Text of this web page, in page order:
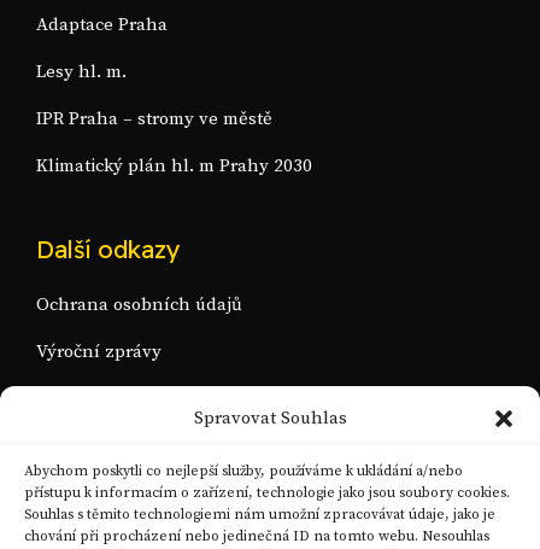
Spravovat Souhlas
Abychom poskytli co nejlepší služby, používáme k ukládání a/nebo
přístupu k informacím o zařízení, technologie jako jsou soubory cookies.
Souhlas s těmito technologiemi nám umožní zpracovávat údaje, jako je
chování při procházení nebo jedinečná ID na tomto webu. Nesouhlas
Adaptace Praha
Lesy hl. m.
IPR Praha – stromy ve městě
Klimatický plán hl. m Prahy 2030
Další odkazy
Ochrana osobních údajů
Výroční zprávy